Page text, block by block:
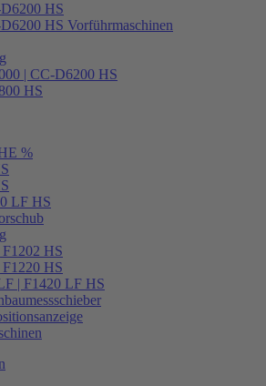
HS
HS Vorführmaschinen
| CC-D6200 HS
HS
%
LF HS
HS
HS
| F1420 LF HS